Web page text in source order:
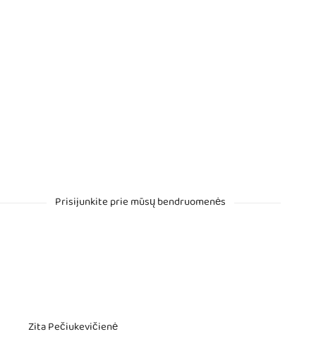
Prisijunkite prie mūsų bendruomenės
Zita Pečiukevičienė